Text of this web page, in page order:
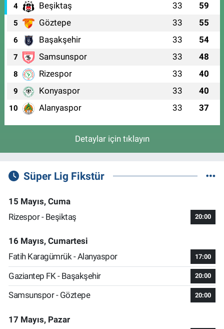
4 Beşiktaş 33 59
5 Göztepe 33 55
6 Başakşehir 33 54
7 Samsunspor 33 48
8 Rizespor 33 40
9 Konyaspor 33 40
10 Alanyaspor 33 37
Detaylar için tıklayın
Süper Lig Fikstür
15 Mayıs, Cuma
Rizespor - Beşiktaş
20:00
16 Mayıs, Cumartesi
Fatih Karagümrük - Alanyaspor
17:00
Gaziantep FK - Başakşehir 20:00
Samsunspor - Göztepe 20:00
17 Mayıs, Pazar